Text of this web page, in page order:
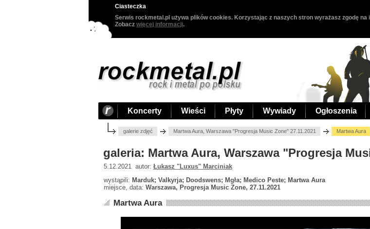
Ciasteczka
Serwis rockmetal.pl używa plików cookies. Korzystając z naszych stron wyrażasz zgodę
Zobacz więcej informacji.
Koncerty Wieści Płyty Wywiady Ogłoszenia
galerie zdjęć Martwa Aura, Warszawa "Progresja Music Zone" 27.11.2021 Martwa Aura
galeria: Martwa Aura, Warszawa "Progresja
5.12.2021 autor: Łukasz "Luxus" Marciniak
wystąpili: Marduk; Valkyrja; Doodswens; Mgła; Medico Peste; Martwa Aura
miejsce, data: Warszawa, Progresja Music Zone, 27.11.2021
Martwa Aura